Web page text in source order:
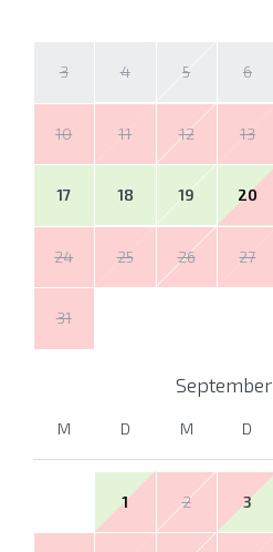
3 4 5 6
10 11 12 13
17 18 19 20
24 25 26 27
31
September
M D M D
1 2 3